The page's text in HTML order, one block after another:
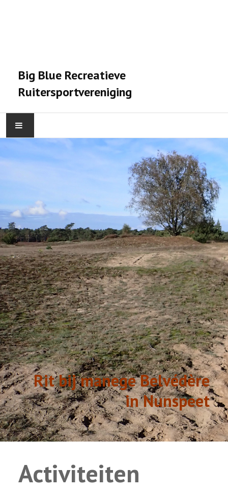
Big Blue Recreatieve
Ruitersportvereniging
VERENIGING
STALPRAET
GESCHIEDENIS
LINKS
Rit bij manege Belvédère
in Nunspeet
Activiteiten